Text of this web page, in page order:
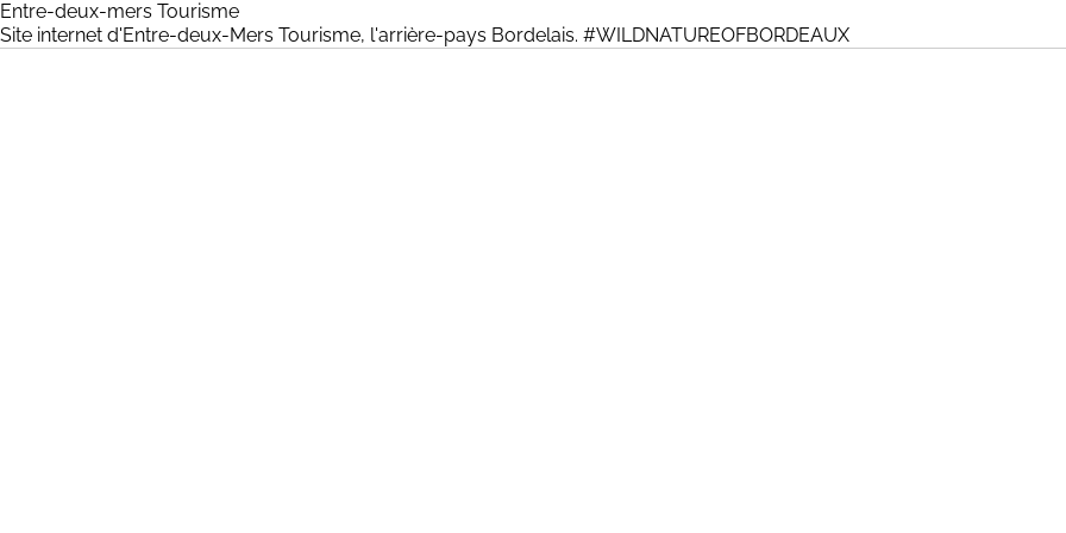
Entre-deux-mers Tourisme
Site internet d'Entre-deux-Mers Tourisme, l'arrière-pays Bordelais. #WILDNATUREOFBORDEAUX